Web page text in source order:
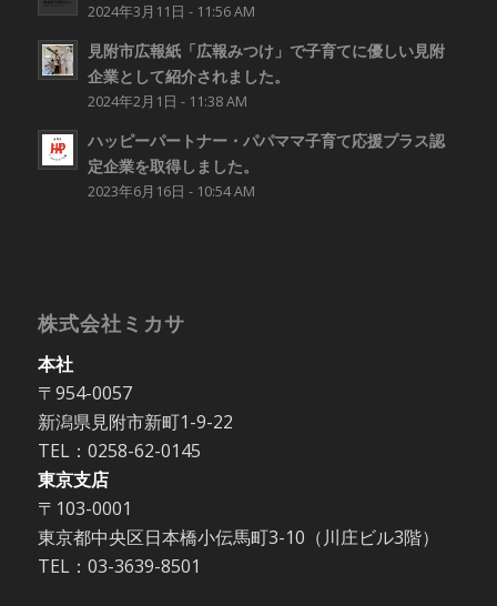
2024年3月11日 - 11:56 AM
見附市広報紙「広報みつけ」で子育てに優しい見附
企業として紹介されました。
2024年2月1日 - 11:38 AM
ハッピーパートナー・パパママ子育て応援プラス認
定企業を取得しました。
2023年6月16日 - 10:54 AM
株式会社ミカサ
本社
〒954-0057
新潟県見附市新町1-9-22
TEL：0258-62-0145
東京支店
〒103-0001
東京都中央区日本橋小伝馬町3-10（川庄ビル3階）
TEL：03-3639-8501